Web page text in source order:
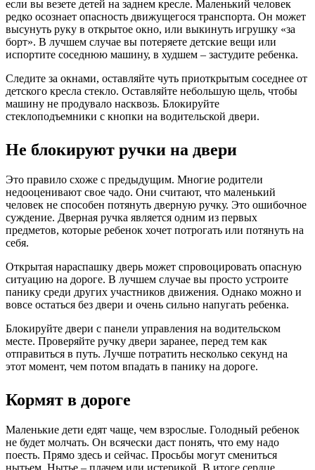
если вы везете детей на заднем кресле. Маленький человек
редко осознает опасность движущегося транспорта. Он может
высунуть руку в открытое окно, или выкинуть игрушку «за
борт». В лучшем случае вы потеряете детские вещи или
испортите соседнюю машину, в худшем – застудите ребенка.
Следите за окнами, оставляйте чуть приоткрытым соседнее от
детского кресла стекло. Оставляйте небольшую щель, чтобы
машину не продувало насквозь. Блокируйте
стеклоподъемники с кнопки на водительской двери.
Не блокируют ручки на двери
Это правило схоже с предыдущим. Многие родители
недооценивают свое чадо. Они считают, что маленький
человек не способен потянуть дверную ручку. Это ошибочное
суждение. Дверная ручка является одним из первых
предметов, которые ребенок хочет потрогать или потянуть на
себя.
Открытая нараспашку дверь может спровоцировать опасную
ситуацию на дороге. В лучшем случае вы просто устроите
панику среди других участников движения. Однако можно и
вовсе остаться без двери и очень сильно напугать ребенка.
Блокируйте двери с панели управления на водительском
месте. Проверяйте ручку двери заранее, перед тем как
отправиться в путь. Лучше потратить несколько секунд на
этот момент, чем потом впадать в панику на дороге.
Кормят в дороге
Маленькие дети едят чаще, чем взрослые. Голодный ребенок
не будет молчать. Он всячески даст понять, что ему надо
поесть. Прямо здесь и сейчас. Просьбы могут смениться
нытьем. Нытье – плачем или истерикой. В итоге сердце